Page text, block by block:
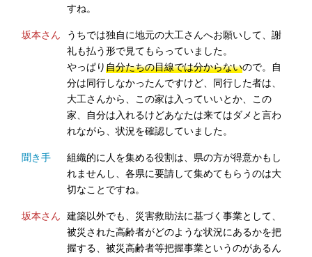
すね。
坂本さん
うちでは独自に地元の大工さんへお願いして、謝
礼も払う形で見てもらっていました。
やっぱり自分たちの目線では分からないので。自
分は同行しなかったんですけど、同行した者は、
大工さんから、この家は入っていいとか、この
家、自分は入れるけどあなたは来てはダメと言わ
れながら、状況を確認していました。
聞き手
組織的に人を集める役割は、県の方が得意かもし
れませんし、各県に要請して集めてもらうのは大
切なことですね。
坂本さん 建築以外でも、災害救助法に基づく事業として、
被災された高齢者がどのような状況にあるかを把
握する、被災高齢者等把握事業というのがあるん